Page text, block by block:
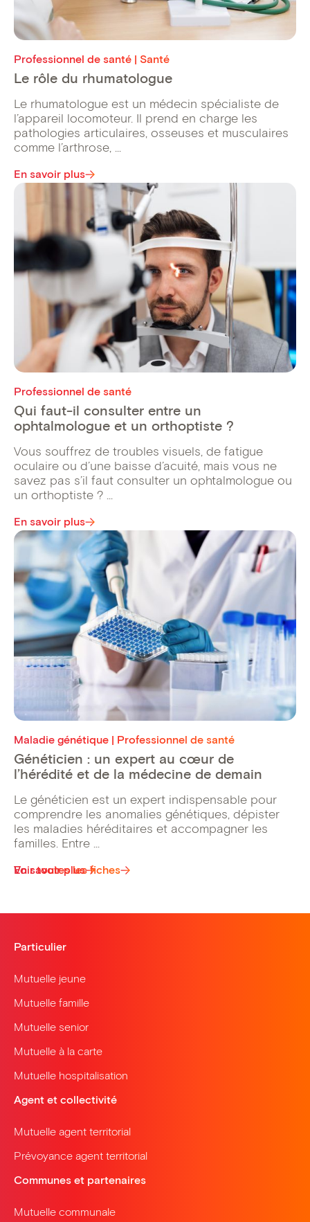
Voir toutes les fiches
Professionnel de santé | Santé
Le rôle du rhumatologue
Le rhumatologue est un médecin spécialiste de
l’appareil locomoteur. Il prend en charge les
pathologies articulaires, osseuses et musculaires
comme l’arthrose, ...
En savoir plus
Professionnel de santé
Qui faut-il consulter entre un
ophtalmologue et un orthoptiste ?
Vous souffrez de troubles visuels, de fatigue
oculaire ou d’une baisse d’acuité, mais vous ne
savez pas s’il faut consulter un ophtalmologue ou
un orthoptiste ? ...
En savoir plus
Maladie génétique | Professionnel de santé
Généticien : un expert au cœur de
l’hérédité et de la médecine de demain
Le généticien est un expert indispensable pour
comprendre les anomalies génétiques, dépister
les maladies héréditaires et accompagner les
familles. Entre ...
En savoir plus
Particulier
Mutuelle jeune
Mutuelle famille
Mutuelle senior
Mutuelle à la carte
Mutuelle hospitalisation
Agent et collectivité
Mutuelle agent territorial
Prévoyance agent territorial
Communes et partenaires
Mutuelle communale